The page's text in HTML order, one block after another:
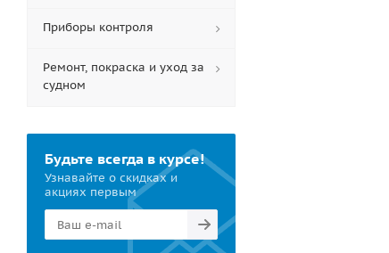
Приборы контроля
Ремонт, покраска и уход за
судном
Будьте всегда в курсе!
Узнавайте о скидках и
акциях первым